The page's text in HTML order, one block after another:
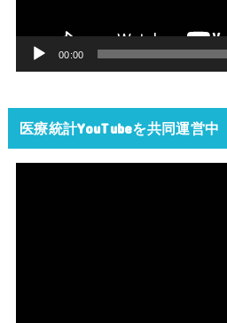
00:00
医療統計YouTubeを共同運営中